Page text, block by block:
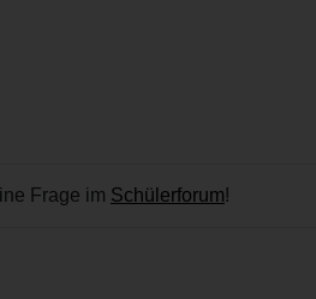
Frage im Schülerforum!